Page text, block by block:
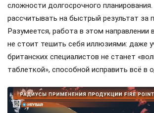
сложности долгосрочного
рассчитывать на быстрый результат за
Разумеется, работа в этом направлении
не стоит тешить себя иллюзиями: даже
британских специалистов не станет
таблеткой», способной исправить всё в